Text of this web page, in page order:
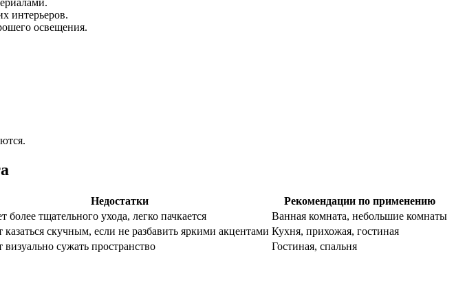
интерьеров.
освещения.
Недостатки
Рекомендации по применению
более тщательного ухода, легко пачкается
Ванная комната, небольшие комнаты
скучным, если не разбавить яркими акцентами Кухня, прихожая, гостиная
сужать пространство Гостиная, спальня